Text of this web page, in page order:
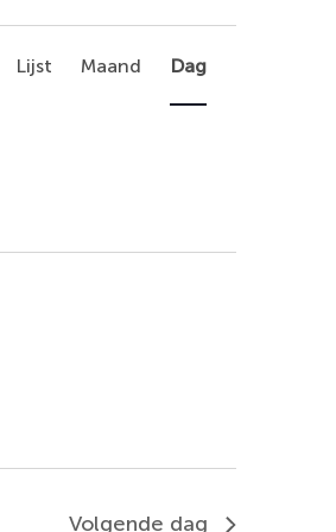
weergaven
Lijst Maand Dag
Volgende dag